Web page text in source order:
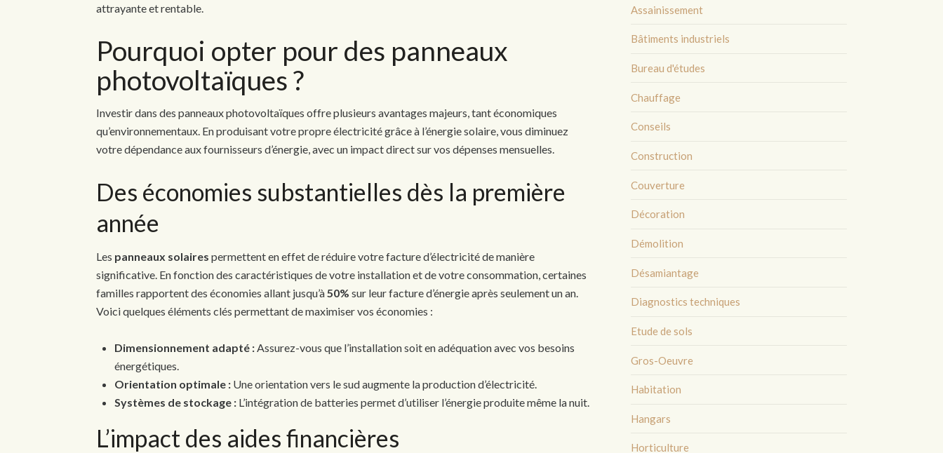
attrayante et rentable.
Pourquoi opter pour des panneaux
photovoltaïques ?
Investir dans des panneaux photovoltaïques offre plusieurs avantages majeurs, tant économiques
qu’environnementaux. En produisant votre propre électricité grâce à l’énergie solaire, vous diminuez
votre dépendance aux fournisseurs d’énergie, avec un impact direct sur vos dépenses mensuelles.
Des économies substantielles dès la première
année
Les panneaux solaires permettent en effet de réduire votre facture d’électricité de manière
significative. En fonction des caractéristiques de votre installation et de votre consommation, certaines
familles rapportent des économies allant jusqu’à50% sur leur facture d’énergie après seulement un an.
Voici quelques éléments clés permettant de maximiser vos économies :
Dimensionnement adapté :Assurez-vous que l’installation soit en adéquation avec vos besoins
énergétiques.
Orientation optimale : Une orientation vers le sud augmente la production d’électricité.
Systèmes de stockage : L’intégration de batteries permet d’utiliser l’énergie produite même la nuit.
L’impact des aides financières
Assainissement
Bâtiments industriels
Bureau d'études
Chauffage
Conseils
Construction
Couverture
Décoration
Démolition
Désamiantage
Diagnostics techniques
Etude de sols
Gros-Oeuvre
Habitation
Hangars
Horticulture